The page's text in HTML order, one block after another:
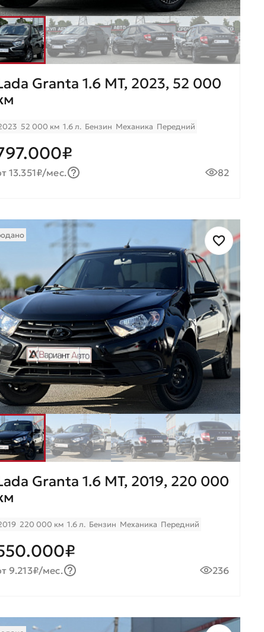
Granta 1.6 МТ, 2023, 52 000
52 000 км 1.6 л. Бензин Механика Передний
13.351₽/мес. 82
Granta 1.6 МТ, 2019, 220 000
220 000 км 1.6 л. Бензин Механика Передний
9.213₽/мес. 236